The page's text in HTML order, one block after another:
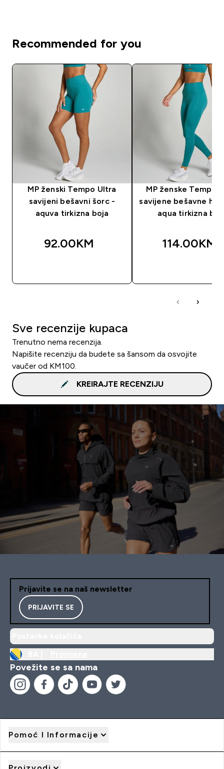
Recommended for you
MP ženski Tempo Ultra
savijeni bešavni šorc -
aquva tirkizna boja
92.00KM‎
MP ženske Tempo
savijene bešavne
aqua tirkizna
114.00KM‎
Sve recenzije kupaca
Trenutno nema recenzija.
Napišite recenziju da budete sa šansom da osvojite
vaučer od KM100.
KREIRAJTE RECENZIJU
Prijavite se na naš newsletter
PRIJAVITE SE
Povežite se sa nama
Pomoć I Informacije